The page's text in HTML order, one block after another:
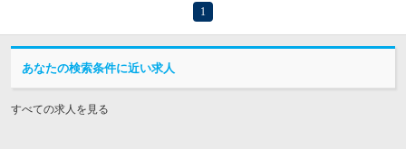
1
あなたの検索条件に近い求人
すべての求人を見る